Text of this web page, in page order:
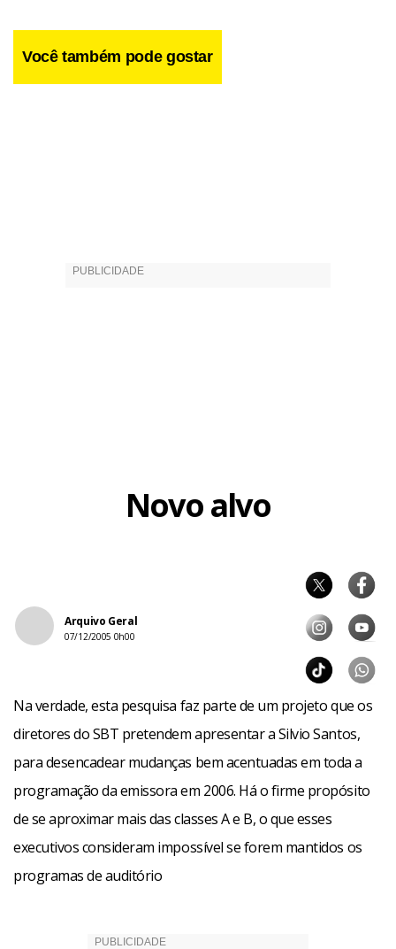
Você também pode gostar
Novo alvo
Arquivo Geral
07/12/2005 0h00
Na verdade, esta pesquisa faz parte de um projeto que os
diretores do SBT pretendem apresentar a Silvio Santos,
para desencadear mudanças bem acentuadas em toda a
programação da emissora em 2006. Há o firme propósito
de se aproximar mais das classes A e B, o que esses
executivos consideram impossível se forem mantidos os
programas de auditório